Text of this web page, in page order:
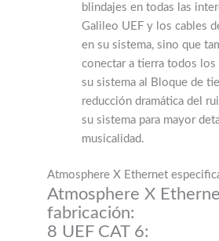
blindajes en todas las
Galileo UEF y los cables
en su sistema, sino que
conectar a tierra todos
su sistema al Bloque de
reducción dramática del
su sistema para mayor
musicalidad.
Atmosphere X Ethernet
Atmosphere X
fabricación:
8 UEF CAT 6: